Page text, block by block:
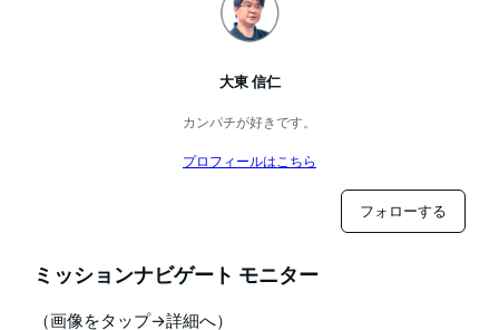
大東 信仁
カンパチが好きです。
プロフィールはこちら
フォローする
ミッションナビゲート モニター
（画像をタップ→詳細へ）